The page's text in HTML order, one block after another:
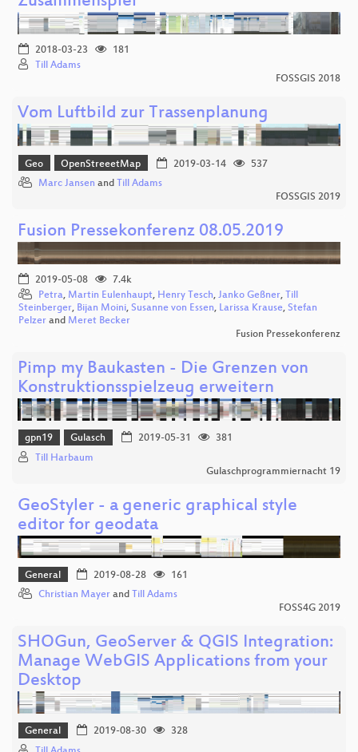
2018-03-23
181
Till Adams
FOSSGIS 2018
Vom Luftbild zur Trassenplanung
Geo OpenStreeetMap 2019-03-14
537
Marc Jansen and Till Adams
FOSSGIS 2019
Fusion Pressekonferenz 08.05.2019
2019-05-08
7.4k
Petra, Martin Eulenhaupt, Henry Tesch, Janko Geßner, Till
Steinberger, Bijan Moini, Susanne von Essen, Larissa Krause, Stefan
Pelzer and Meret Becker
Fusion Pressekonferenz
Pimp my Baukasten - Die Grenzen von
Konstruktionsspielzeug erweitern
gpn19 Gulasch 2019-05-31
381
Till Harbaum
Gulaschprogrammiernacht 19
GeoStyler - a generic graphical style
editor for geodata
General 2019-08-28
161
Christian Mayer and Till Adams
FOSS4G 2019
SHOGun, GeoServer & QGIS Integration:
Manage WebGIS Applications from your
Desktop
General 2019-08-30
328